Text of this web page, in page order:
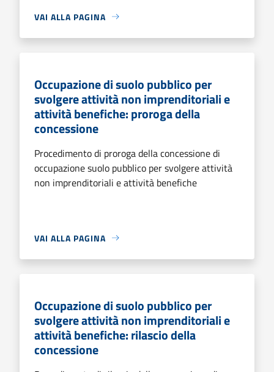
VAI ALLA PAGINA
Occupazione di suolo pubblico per
svolgere attività non imprenditoriali e
attività benefiche: proroga della
concessione
Procedimento di proroga della concessione di
occupazione suolo pubblico per svolgere attività
non imprenditoriali e attività benefiche
VAI ALLA PAGINA
Occupazione di suolo pubblico per
svolgere attività non imprenditoriali e
attività benefiche: rilascio della
concessione